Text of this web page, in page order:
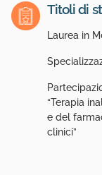
Titoli di
Laurea in
“Terapia
e del
clinici”